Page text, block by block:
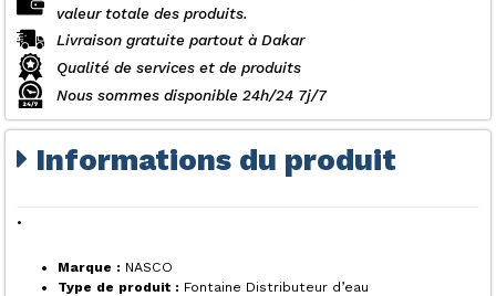
valeur totale des produits.
Livraison gratuite partout à Dakar
Qualité de services et de produits
Nous sommes disponible 24h/24 7j/7
Informations du produit
•
Marque : NASCO
Type de produit : Fontaine Distributeur d’eau